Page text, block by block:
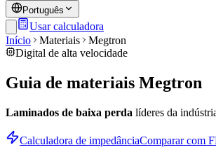
Português
Usar calculadora
Início
Materiais
Megtron
Digital de alta velocidade
Guia de materiais Megtron
Laminados de baixa perda líderes da
Calculadora de impedânciaComparar com